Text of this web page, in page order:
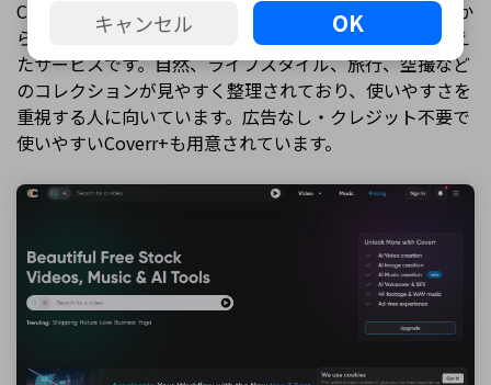
Coverrは、無料のストック動画と音楽に加え、テキストか
ら動画生成、ボイスオーバー、効果音などのAI機能も備え
たサービスです。自然、ライフスタイル、旅行、空撮など
のコレクションが見やすく整理されており、使いやすさを
重視する人に向いています。広告なし・クレジット不要で
使いやすいCoverr+も用意されています。
キャンセル OK